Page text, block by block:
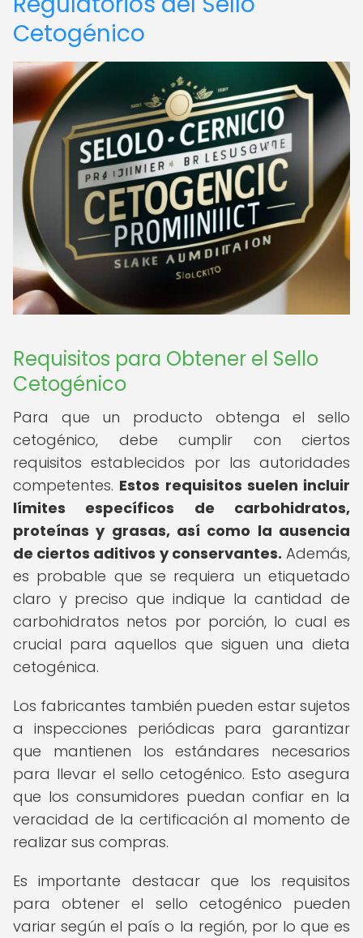
Cetogénico
Requisitos para Obtener el Sello
Cetogénico
Para que un producto obtenga el sello
cetogénico, debe cumplir con ciertos
requisitos establecidos por las autoridades
competentes. Estos requisitos suelen incluir
límites específicos de carbohidratos,
proteínas y grasas, así como la ausencia
de ciertos aditivos y conservantes. Además,
es probable que se requiera un etiquetado
claro y preciso que indique la cantidad de
carbohidratos netos por porción, lo cual es
crucial para aquellos que siguen una dieta
cetogénica.
Los fabricantes también pueden estar sujetos
a inspecciones periódicas para garantizar
que mantienen los estándares necesarios
para llevar el sello cetogénico. Esto asegura
que los consumidores puedan confiar en la
veracidad de la certificación al momento de
realizar sus compras.
Es importante destacar que los requisitos
para obtener el sello cetogénico pueden
variar según el país o la región, por lo que es